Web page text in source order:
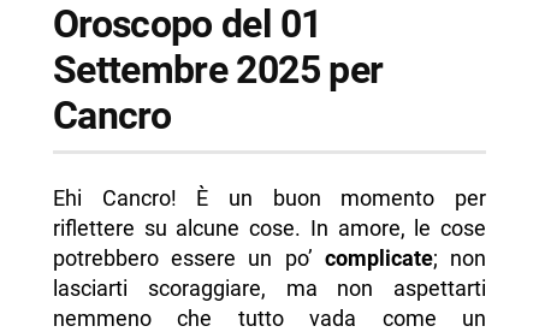
Oroscopo del 01
Settembre 2025 per
Cancro
Ehi Cancro! È un buon momento per
riflettere su alcune cose. In amore, le cose
potrebbero essere un po’ complicate; non
lasciarti scoraggiare, ma non aspettarti
nemmeno che tutto vada come un